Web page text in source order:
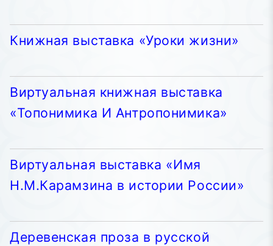
Книжная выставка «Уроки жизни»
Виртуальная книжная выставка
«Топонимика И Антропонимика»
Виртуальная выставка «Имя
Н.М.Карамзина в истории России»
Деревенская проза в русской